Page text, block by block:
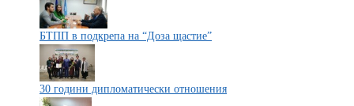
БТПП в подкрепа на “Доза щастие”
30 години дипломатически отношения